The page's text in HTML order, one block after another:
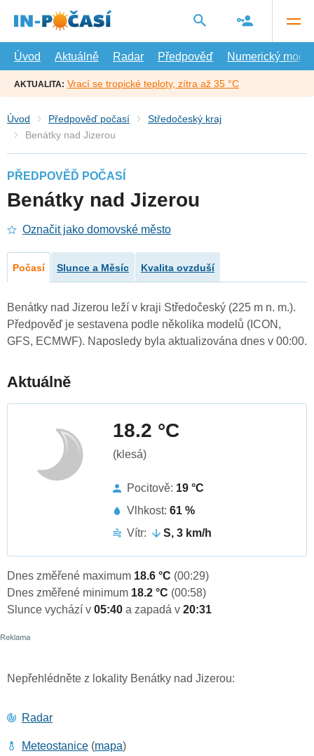
hlavní
Úvod
Aktuálně Radar Předpověď Numerický model
AKTUALITA: Vrací se tropické teploty, zítra až 35 °C
Úvod Předpověď počasí
Středočeský kraj
Benátky nad Jizerou
PŘEDPOVĚĎ POČASÍ
Benátky nad Jizerou
Označit jako domovské město
Počasí Slunce a Měsíc Kvalita ovzduší
Benátky nad Jizerou leží v kraji Středočeský (225 m n. m.).
Předpověď je sestavena podle několika modelů (ICON,
GFS, ECMWF). Naposledy byla aktualizována dnes v 00:00.
Aktuálně
18.2 °C
(klesá)
Pocitově: 19 °C
Vlhkost: 61 %
Vítr:
S, 3 km/h
Dnes změřené maximum 18.6 °C (00:29)
Dnes změřené minimum 18.2 °C (00:58)
Slunce vychází v 05:40 a zapadá v 20:31
Nepřehlédněte z lokality Benátky nad Jizerou:
Radar
Meteostanice (mapa)